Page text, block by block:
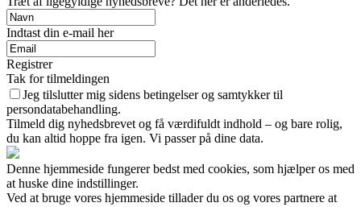
Indtast din e-mail her
Registrer
Tak for tilmeldingen
Jeg tilslutter mig sidens betingelser og samtykker til
persondatabehandling.
Tilmeld dig nyhedsbrevet og få værdifuldt indhold – og bare rolig,
du kan altid hoppe fra igen. Vi passer på dine data.
Denne hjemmeside fungerer bedst med cookies, som hjælper os med
at huske dine indstillinger.
Ved at bruge vores hjemmeside tillader du os og vores partnere at